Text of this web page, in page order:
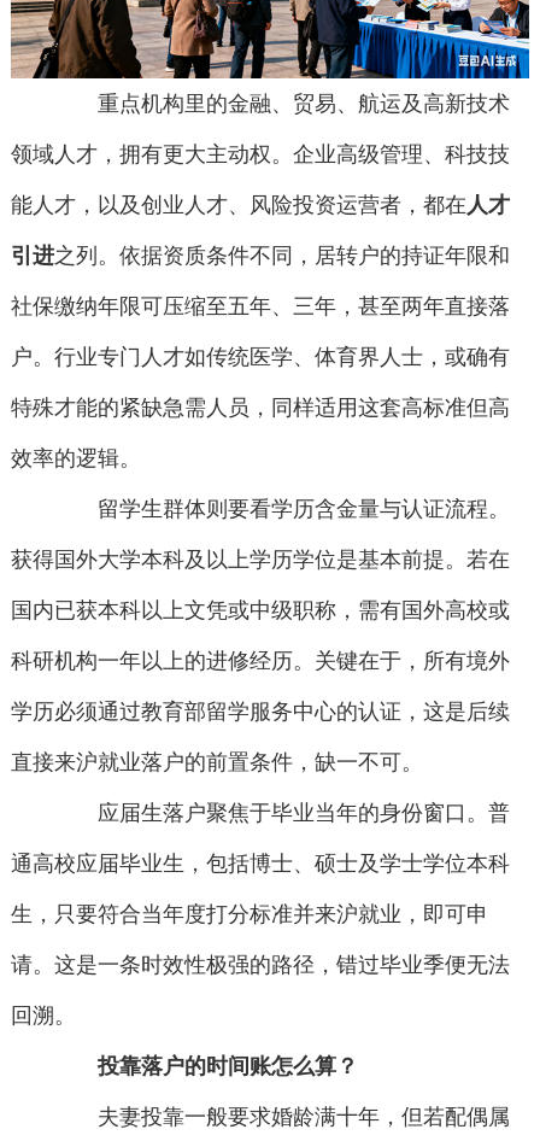
重点机构里的金融、贸易、航运及高新技术
领域人才，拥有更大主动权。企业高级管理、科技技
能人才，以及创业人才、风险投资运营者，都在人才
引进之列。依据资质条件不同，居转户的持证年限和
社保缴纳年限可压缩至五年、三年，甚至两年直接落
户。行业专门人才如传统医学、体育界人士，或确有
特殊才能的紧缺急需人员，同样适用这套高标准但高
效率的逻辑。
留学生群体则要看学历含金量与认证流程。
获得国外大学本科及以上学历学位是基本前提。若在
国内已获本科以上文凭或中级职称，需有国外高校或
科研机构一年以上的进修经历。关键在于，所有境外
学历必须通过教育部留学服务中心的认证，这是后续
直接来沪就业落户的前置条件，缺一不可。
应届生落户聚焦于毕业当年的身份窗口。普
通高校应届毕业生，包括博士、硕士及学士学位本科
生，只要符合当年度打分标准并来沪就业，即可申
请。这是一条时效性极强的路径，错过毕业季便无法
回溯。
投靠落户的时间账怎么算？
夫妻投靠一般要求婚龄满十年，但若配偶属